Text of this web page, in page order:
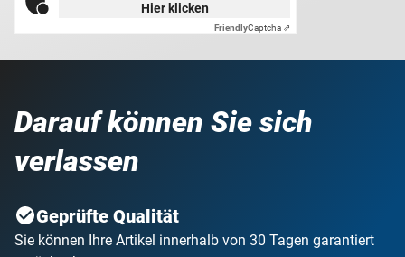
Hier klicken
FriendlyCaptcha ⇗
Darauf können Sie sich
verlassen
Geprüfte Qualität
Sie können Ihre Artikel innerhalb von 30 Tagen garantiert